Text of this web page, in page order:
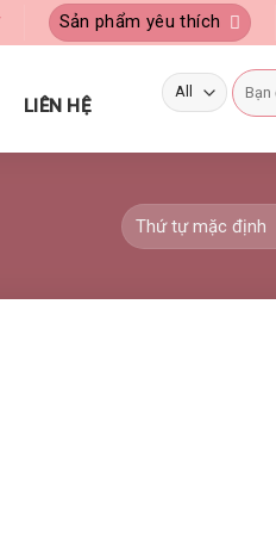
Sản phẩm yêu thích
LIÊN HỆ
Tìm
kiếm: